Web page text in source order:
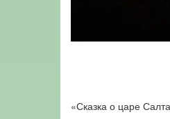
«Сказка о царе